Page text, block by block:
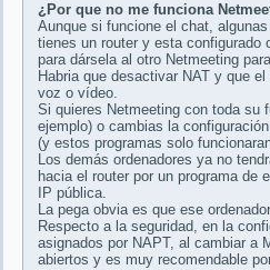
¿Por que no me funciona
Aunque si funcione el chat,
tienes un router y esta configurado
para dársela al otro Netmeeting
Habria que desactivar NAT y que
voz o vídeo.
Si quieres Netmeeting con toda su
ejemplo) o cambias la
(y estos programas solo
Los demás ordenadores ya no
hacia el router por un programa de
IP pública.
La pega obvia es que ese
Respecto a la seguridad, en la
asignados por NAPT, al cambiar a
abiertos y es muy recomendable